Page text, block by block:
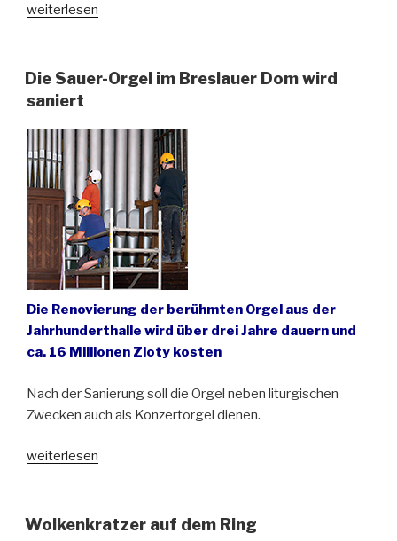
„Breslau
Rennen-
Fieber“
weiterlesen
Die Sauer-Orgel im Breslauer Dom wird
saniert
Die Renovierung der berühmten Orgel aus der
Jahrhunderthalle wird über drei Jahre dauern und
ca. 16 Millionen Zloty kosten
Nach der Sanierung soll die Orgel neben liturgischen
Zwecken auch als Konzertorgel dienen.
„Die
im
weiterlesen
Wolkenkratzer auf dem Ring